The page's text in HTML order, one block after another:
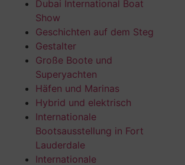
Dubai International Boat
Show
Geschichten auf dem Steg
Gestalter
Große Boote und
Superyachten
Häfen und Marinas
Hybrid und elektrisch
Internationale
Bootsausstellung in Fort
Lauderdale
Internationale